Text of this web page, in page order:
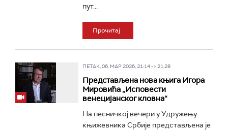
пут...
Прочитај
ПЕТАК, 06. МАР 2026, 21:14 -> 21:28
Представљена нова књига Игора
Мировића „Исповести
венецијанског кловна“
На песничкој вечери у Удружењу
књижевника Србије представљена је